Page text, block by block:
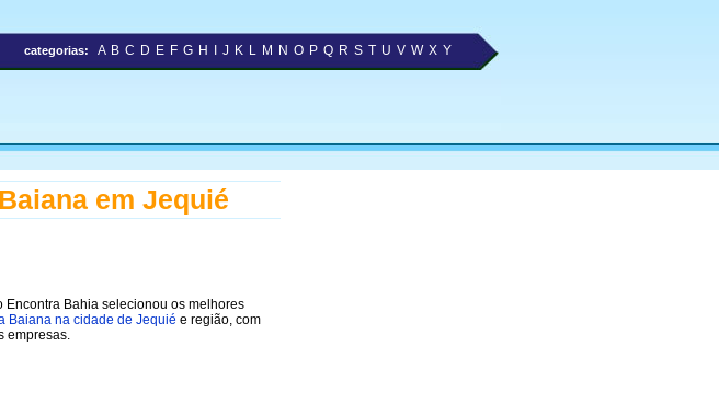
categorias: A B C D E F G H J K L M N O P Q R S T U V W X Y
em Jequié
Encontra Bahia selecionou os melhores
Baiana na cidade de Jequié e região, com
empresas.